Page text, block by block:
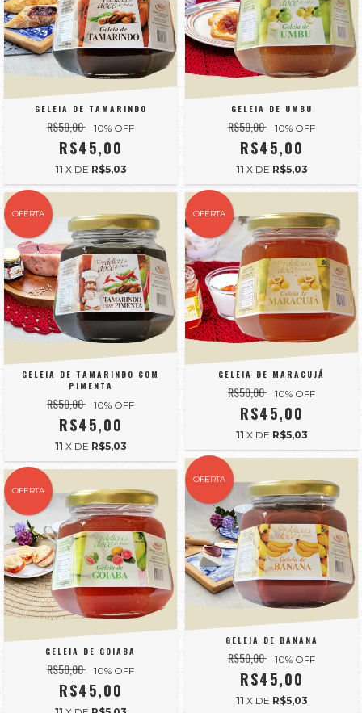
GELEIA DE TAMARINDO
R$50,00 10% OFF
R$45,00
11 X DE R$5,03
GELEIA DE UMBU
R$50,00 10% OFF
R$45,00
11 X DE R$5,03
OFERTA
GELEIA DE TAMARINDO COM
PIMENTA
R$50,00 10% OFF
R$45,00
11 X DE R$5,03
OFERTA
GELEIA DE MARACUJÁ
R$50,00 10% OFF
R$45,00
11 X DE R$5,03
OFERTA
GELEIA DE GOIABA
R$50,00 10% OFF
R$45,00
OFERTA
GELEIA DE BANANA
R$50,00 10% OFF
R$45,00
11 X DE R$5,03